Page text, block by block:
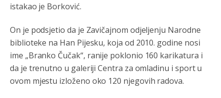
istakao je Borković.
On je podsjetio da je Zavičajnom odjeljenju Narodne
biblioteke na Han Pijesku, koja od 2010. godine nosi
ime „Branko Čučak“, ranije poklonio 160 karikatura i
da je trenutno u galeriji Centra za omladinu i sport u
ovom mjestu izloženo oko 120 njegovih radova.
791 BiH nije priznala Kosovo kao nezavisnu državu jer
uvoznik za Kosovo
Анонимно2806721 8/6/2026 12:45
Sve i da se nekim čudom vojska Srbije "vrati" na
Kosovo-kome će se vratiti? Gdje je dobrodošla i koga
da brani? A imamo vojsku Kosova kojoj želimo svako